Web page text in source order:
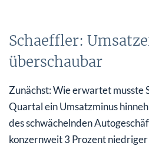
Schaeffler:
überschaubar
Zunächst: Wie erwartet musste
Quartal ein Umsatzminus
des schwächelnden
konzernweit 3 Prozent